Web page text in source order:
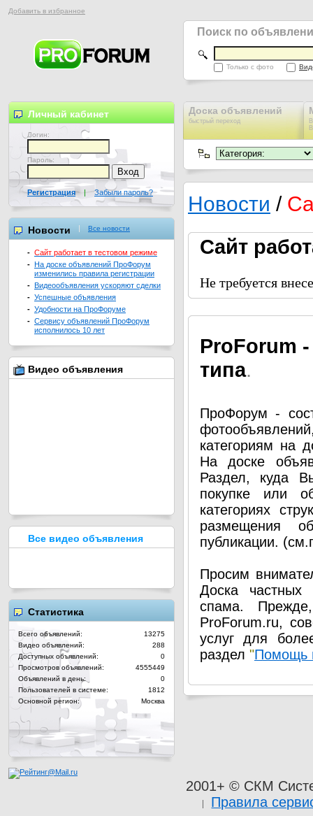
Добавить в избранное
Поиск по
Только с фото
Доска объявлений
быстрый переход
Новости /
Сайт
Не требуется
ProForum
типа.
ПроФорум -
категориям на
На доске
Раздел, куда
покупке или
категориях
размещения
публикации.
Просим
Доска частных
спама.
ProForum.ru,
услуг для
раздел "Помощь
Личный кабинет
Логин:
Пароль:
Регистрация | Забыли пароль?
Новости Все новости
- Сайт работает в тестовом режиме
- На доске объявлений ПроФорум
изменились правила регистрации
- Видеообъявления ускоряют сделки
- Успешные объявления
- Удобности на ПроФоруме
- Сервису объявлений ПроФорум
исполнилось 10 лет
Видео объявления
Все видео объявления
Статистика
Всего объявлений:
13275
Видео объявлений:
288
Доступных объявлений:
0
Просмотров объявлений:
4555449
Объявлений в день:
0
Пользователей в системе:
1812
Основной регион:
Москва
2001+ © СКМ
Правила